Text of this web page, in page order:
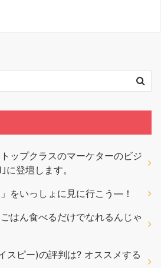
ップクラスのマーケターのビジ
登壇します。
をいっしょに見に行こう―！
はん食べるだけでなれるんじゃ
スピー)の評判は? オススメする